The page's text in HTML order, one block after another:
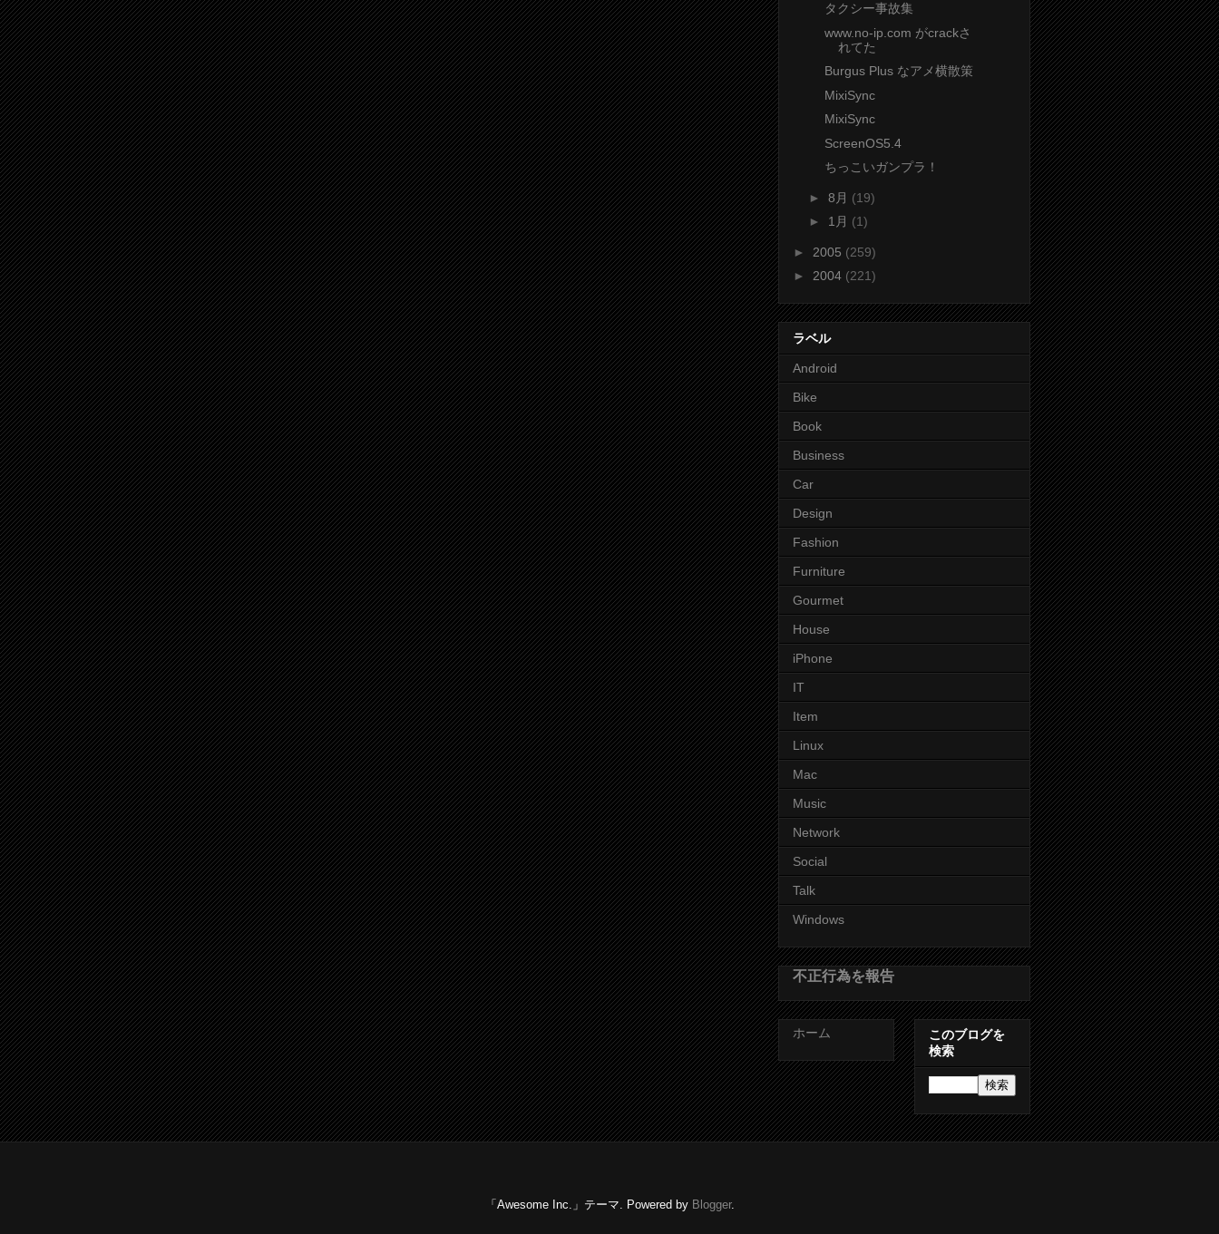
タクシー事故集
www.no-ip.com がcrackさ
れてた
Burgus Plus なアメ横散策
MixiSync
MixiSync
ScreenOS5.4
ちっこいガンプラ！
► 8月 (19)
► 1月 (1)
► 2005 (259)
► 2004 (221)
ラベル
Android
Bike
Book
Business
Car
Design
Fashion
Furniture
Gourmet
House
iPhone
IT
Item
Linux
Mac
Music
Network
Social
Talk
Windows
不正行為を報告
ホーム
このブログを
検索
「Awesome Inc.」テーマ. Powered by Blogger.